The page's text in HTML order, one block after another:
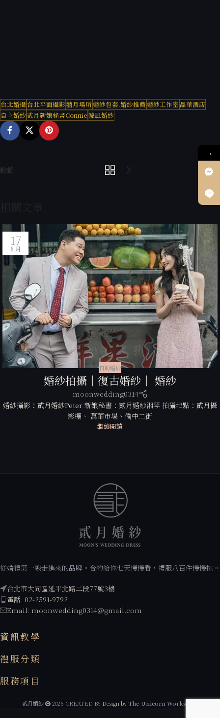
台北婚攝台北平面攝影囍月場所婚紗包套.婚紗推薦婚紗工作室晶華酒店
自主婚紗貳月新娘秘書Connie韓風婚紗
較新 較舊
17
6 月
自助婚紗
婚紗拍攝｜復古婚紗｜ 婚紗
moonwedding0314
婚紗攝影：貳月婚紗Peter 新娘秘書：貳月婚紗湘琴 拍攝地點：貳月攝
影棚、 萬華市場、僑中二街
繼續閱讀
從婚禮第一線走進來的品牌。合約給你七天慢慢看，禮服八百件慢慢挑。
台北市大同區延平北路二段77號3樓
電話: 02-2591-9792
Email: moonwedding0314@gmail.com
資訊教學
禮服分類
服務項目
貳月婚紗 2026 CREATED BY Design byThe Unicorn Workshop
→